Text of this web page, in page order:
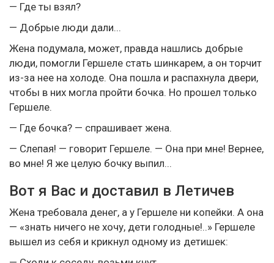
— Где ты взял?
— Добрые люди дали...
Жена подумала, может, правда нашлись добрые
люди, помогли Гершеле стать шинкарем, а он торчит
из-за нее на холоде. Она пошла и распахнула двери,
чтобы в них могла пройти бочка. Но прошел только
Гершеле.
— Где бочка? — спрашивает жена.
— Слепая! — говорит Гершеле. — Она при мне! Вернее,
во мне! Я же целую бочку выпил...
Вот я Вас и доставил в Летичев
Жена требовала денег, а у Гершеле ни копейки. А она
— «знать ничего не хочу, дети голодные!..» Гершеле
вышел из себя и крикнул одному из детишек: